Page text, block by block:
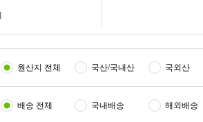
원산지 전체 국산/국내산 국외산
배송 전체 국내배송 해외배송